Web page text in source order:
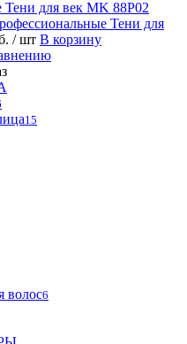
Тени для
/ шт В корзину
15
волос6